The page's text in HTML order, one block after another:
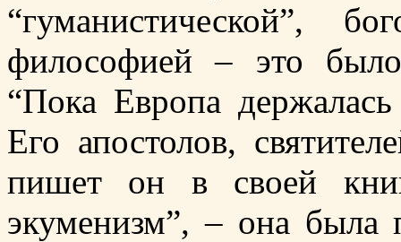
“гуманистической”,
философией – это
“Пока Европа
Его апостолов,
пишет он в своей
экуменизм”, – она была